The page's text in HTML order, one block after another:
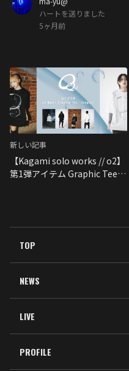
ハートを送りました
5ヶ月前
新しい記事
【Kagami solo works // o2】
第1弾アイテム Graphic Tee
TOP
NEWS
LIVE
PROFILE